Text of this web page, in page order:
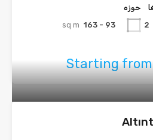
2
حوزه
93 - 163
sq m
Starting from